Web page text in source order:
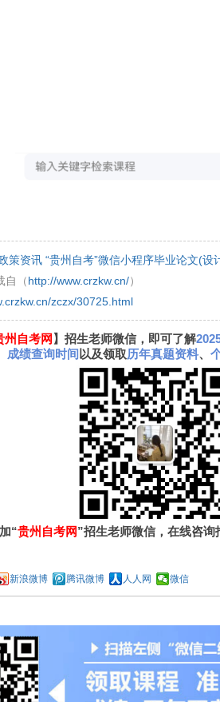
策资讯 “贵州自考”微信小程序毕业论文(
自（http://www.crzkw.cn/）
zczx/30725.html
州自考网 】招生老师微信，即可了解
成绩查询时间 以及领取历年真题资料、
“贵州自考网”招生老师微信，在线咨
新浪微博 腾讯微博 人人网 微信